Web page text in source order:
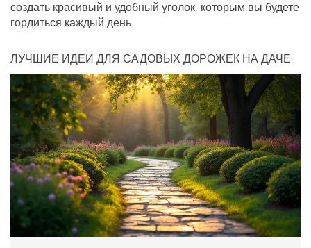
создать красивый и удобный уголок, которым вы будете
гордиться каждый день.
ЛУЧШИЕ ИДЕИ ДЛЯ САДОВЫХ ДОРОЖЕК НА ДАЧЕ